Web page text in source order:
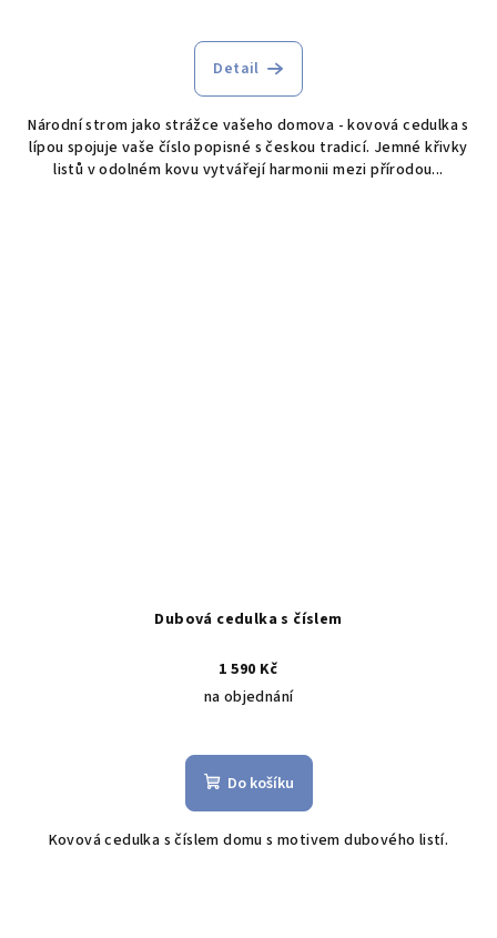
hodnocení
produktu
z
5
hvězdiček.
Detail
Národní strom jako strážce vašeho domova - kovová cedulka s
lípou spojuje vaše číslo popisné s českou tradicí. Jemné křivky
listů v odolném kovu vytvářejí harmonii mezi přírodou...
Dubová cedulka s číslem
1 590 Kč
na objednání
Do košíku
Kovová cedulka s číslem domu s motivem dubového listí.